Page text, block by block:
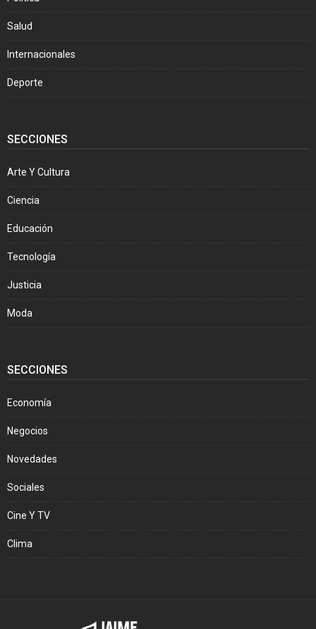
Salud
Internacionales
Deporte
SECCIONES
Arte Y Cultura
Ciencia
Educación
Tecnología
Justicia
Moda
SECCIONES
Economía
Negocios
Novedades
Sociales
Cine Y TV
Clima